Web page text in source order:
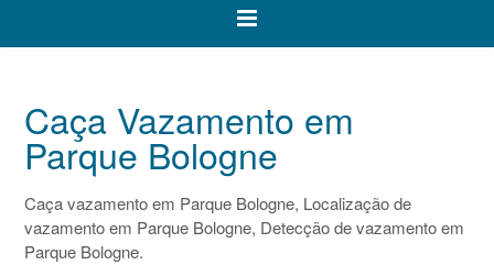
Caça Vazamento em
Parque Bologne
Caça vazamento em Parque Bologne, Localização de
vazamento em Parque Bologne, Detecção de vazamento em
Parque Bologne.